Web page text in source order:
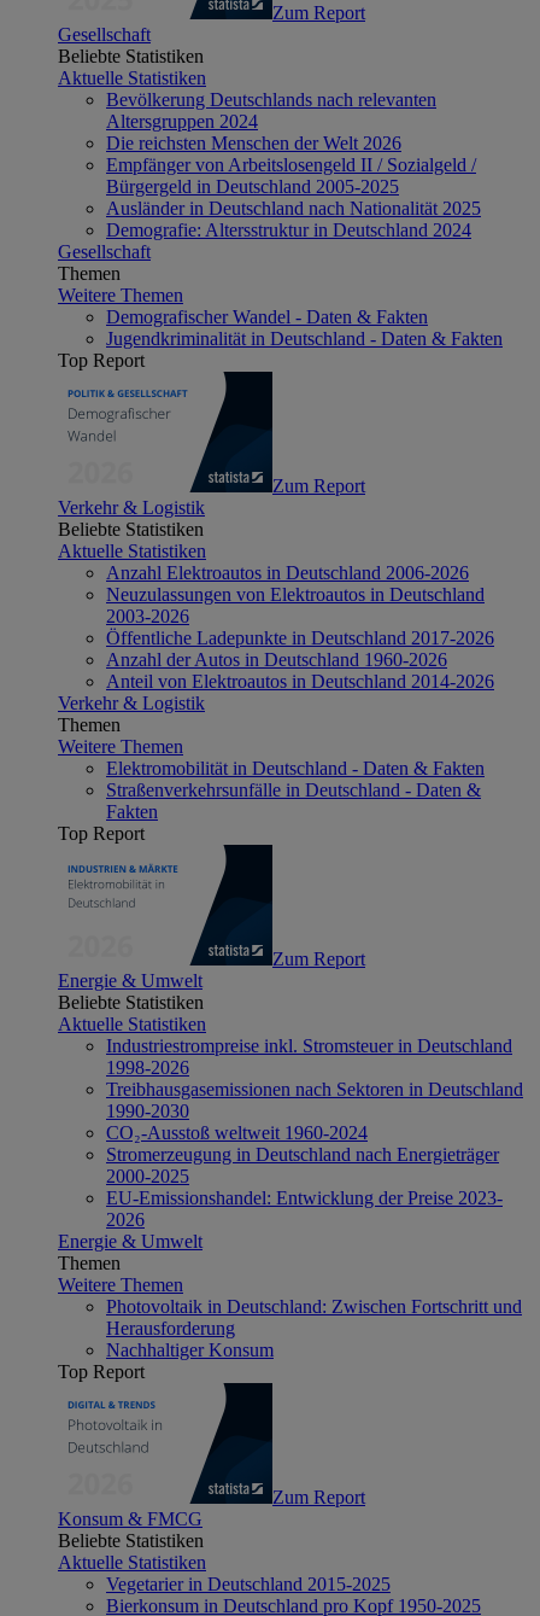
Zum Report
Gesellschaft
Beliebte Statistiken
Aktuelle Statistiken
Bevölkerung Deutschlands nach relevanten
Altersgruppen 2024
Die reichsten Menschen der Welt 2026
Empfänger von Arbeitslosengeld II / Sozialgeld /
Bürgergeld in Deutschland 2005-2025
Ausländer in Deutschland nach Nationalität 2025
Demografie: Altersstruktur in Deutschland 2024
Gesellschaft
Themen
Weitere Themen
Demografischer Wandel - Daten & Fakten
Jugendkriminalität in Deutschland - Daten & Fakten
Top Report
Zum Report
Verkehr & Logistik
Beliebte Statistiken
Aktuelle Statistiken
Anzahl Elektroautos in Deutschland 2006-2026
Neuzulassungen von Elektroautos in Deutschland
2003-2026
Öffentliche Ladepunkte in Deutschland 2017-2026
Anzahl der Autos in Deutschland 1960-2026
Anteil von Elektroautos in Deutschland 2014-2026
Verkehr & Logistik
Themen
Weitere Themen
Elektromobilität in Deutschland - Daten & Fakten
Straßenverkehrsunfälle in Deutschland - Daten &
Fakten
Top Report
Zum Report
Energie & Umwelt
Beliebte Statistiken
Aktuelle Statistiken
Industriestrompreise inkl. Stromsteuer in Deutschland
1998-2026
Treibhausgasemissionen nach Sektoren in Deutschland
1990-2030
CO₂-Ausstoß weltweit 1960-2024
Stromerzeugung in Deutschland nach Energieträger
2000-2025
EU-Emissionshandel: Entwicklung der Preise 2023-
2026
Energie & Umwelt
Themen
Weitere Themen
Photovoltaik in Deutschland: Zwischen Fortschritt und
Herausforderung
Nachhaltiger Konsum
Top Report
Zum Report
Konsum & FMCG
Beliebte Statistiken
Aktuelle Statistiken
Vegetarier in Deutschland 2015-2025
Bierkonsum in Deutschland pro Kopf 1950-2025